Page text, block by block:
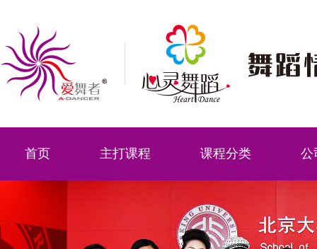
首页 主打课程 课程分类 公